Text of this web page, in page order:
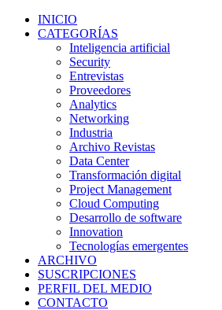
INICIO
CATEGORÍAS
Inteligencia artificial
Security
Entrevistas
Proveedores
Analytics
Networking
Industria
Archivo Revistas
Data Center
Transformación digital
Project Management
Cloud Computing
Desarrollo de software
Innovation
Tecnologías emergentes
ARCHIVO
SUSCRIPCIONES
PERFIL DEL MEDIO
CONTACTO